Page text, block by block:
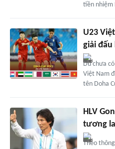
tiền nhiệm
U23
giải
Dù chưa
Việt Nam
tên Doha
HLV
tương
Theo